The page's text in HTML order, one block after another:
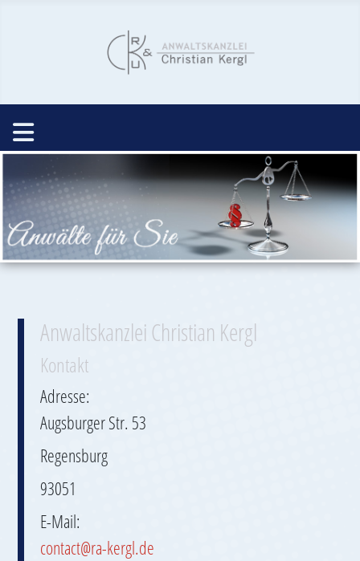
Anwaltskanzlei Christian Kergl
Kontakt
Adresse:
Augsburger Str. 53
Regensburg
93051
E-Mail:
contact@ra-kergl.de